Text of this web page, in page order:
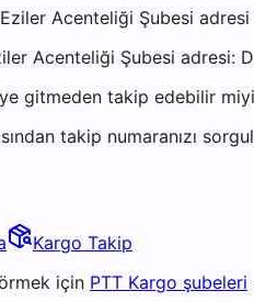
Acenteliği Şubesi adresi
Acenteliği Şubesi adresi:
gitmeden takip edebilir
takip numaranızı
Kargo Takip
için PTT Kargo şubeleri